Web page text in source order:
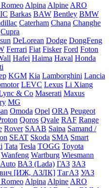
Alpina Alpine ARO
Barkas BAW Bentley BMW
Caterham Chana Changhe
Cupra
DeLorean Dodge DongFeng
Ferrari Fiat Fisker Ford Foton
Hafei Haima Haval Honda
KGM Kia Lamborghini Lancia
LEVC Lexus Li Xiang
& Co Maserati Maxus
MG
Omoda Opel ORA Peugeot
Qoros Qvale RAF Range
Rover SAAB Saipa Samand /
SEAT Skoda SMA Smart
Tata Tesla TOGG Toyota
Wanfeng Wartburg Wiesmann
ВАЗ (Lada) ГАЗ ЗАЗ
[ИЖ, АЗЛК] ТагАЗ УАЗ
Alpina Alpine ARO